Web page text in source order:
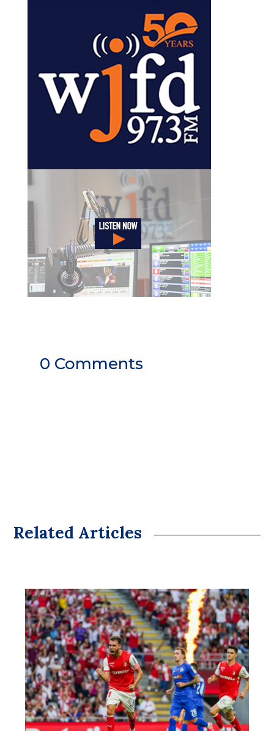
0 Comments
Related Articles